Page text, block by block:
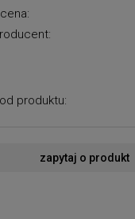
produktu:
zapytaj o produkt